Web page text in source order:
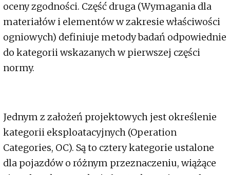
oceny zgodności. Część druga (Wymagania dla
materiałów i elementów w zakresie właściwości
ogniowych) definiuje metody badań odpowiednie
do kategorii wskazanych w pierwszej części
normy.
Jednym z założeń projektowych jest określenie
kategorii eksploatacyjnych (Operation
Categories, OC). Są to cztery kategorie ustalone
dla pojazdów o różnym przeznaczeniu, wiążące